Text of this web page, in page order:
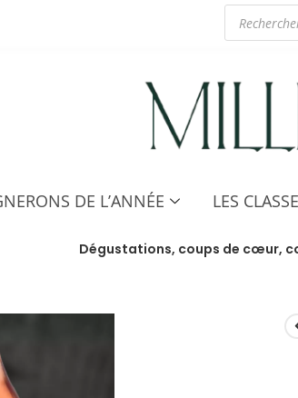
DE L’ANNÉE LES
Dégustations, coups de cœur,